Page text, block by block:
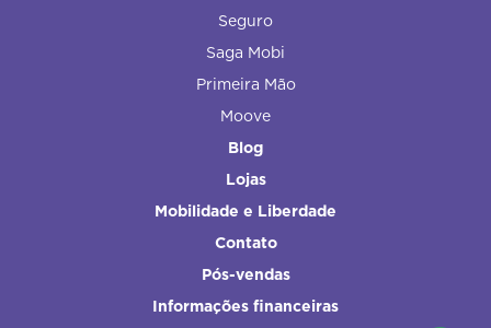
Seguro
Saga Mobi
Primeira Mão
Moove
Blog
Lojas
Mobilidade e Liberdade
Contato
Pós-vendas
Informações financeiras